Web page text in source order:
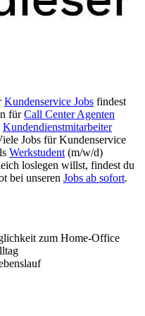
Kundenservice Jobs findest
fürCall Center Agenten
Kundendienstmitarbeiter
Jobs fürKundenservice
Werkstudent (m/w/d)
loslegen willst, findest du
bei unseren Jobs ab sofort.
zum Home-Office